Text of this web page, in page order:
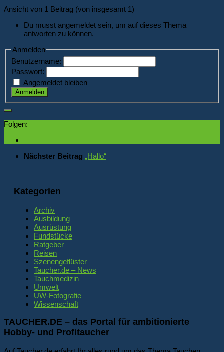
Ansicht von 1 Beitrag (von insgesamt 1)
Du musst angemeldet sein, um auf dieses Thema
antworten zu können.
Anmelden
Benutzername:
Passwort:
Angemeldet bleiben
Anmelden
Folgen:
Nächster Beitrag „Hallo“
Kategorien
Archiv
Ausbildung
Ausrüstung
Fundstücke
Ratgeber
Reisen
Szenengeflüster
Taucher.de – News
Tauchmedizin
Umwelt
UW-Fotografie
Wissenschaft
TAUCHER.DE – das Portal für ambitionierte
Hobby- und Profitaucher